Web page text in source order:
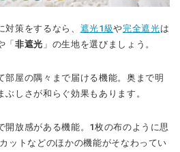
策をするなら、 遮光1級や完全遮光は
「非遮光 」の生地を選びましょう。
部屋の隅々まで届ける機能。奥まで明
しさが和らぐ効果もあります。
開放感がある機能。1枚の布のように思
ットなどのほかの機能がそなわってい